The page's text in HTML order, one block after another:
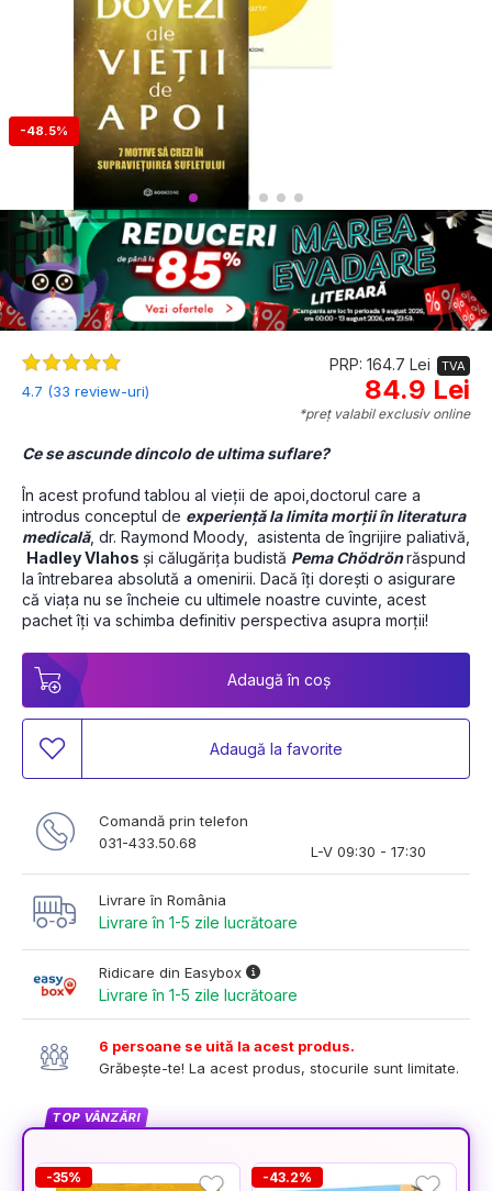
-48.5%
4.7 (33 review-uri)
PRP: 164.7 Lei TVA
84.9 Lei
*preț valabil exclusiv online
Ce se ascunde dincolo de ultima suflare?
În acest profund tablou al vieții de apoi,doctorul care a
introdus conceptul de experiență la limita morții în literatura
medicală, dr. Raymond Moody,  asistenta de îngrijire paliativă,
Hadley Vlahos și călugărița budistă Pema Chödrön răspund
la întrebarea absolută a omenirii. Dacă îți dorești o asigurare
că viața nu se încheie cu ultimele noastre cuvinte, acest
pachet îți va schimba definitiv perspectiva asupra morții!
Adaugă în coș
Adaugă la favorite
Comandă prin telefon
031-433.50.68
L-V 09:30 - 17:30
Livrare în România
Livrare în 1-5 zile lucrătoare
Ridicare din Easybox
Livrare în 1-5 zile lucrătoare
6 persoane se uită la acest produs.
Grăbește-te! La acest produs, stocurile sunt limitate.
TOP VÂNZĂRI
-35% -43.2%